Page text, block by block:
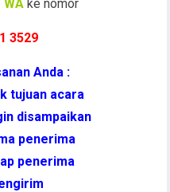
WAke nomor
3529
Anda :
tujuan acara
disampaikan
penerima
penerima